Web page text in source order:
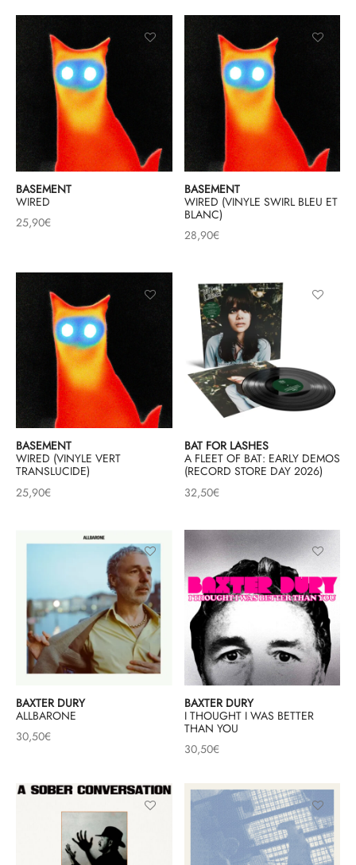
BASEMENT
WIRED
25,90€
BASEMENT
WIRED (VINYLE SWIRL BLEU ET
BLANC)
28,90€
BASEMENT
WIRED (VINYLE VERT
TRANSLUCIDE)
25,90€
BAT FOR LASHES
A FLEET OF BAT: EARLY DEMOS
(RECORD STORE DAY 2026)
32,50€
BAXTER DURY
ALLBARONE
30,50€
BAXTER DURY
I THOUGHT I WAS BETTER
THAN YOU
30,50€